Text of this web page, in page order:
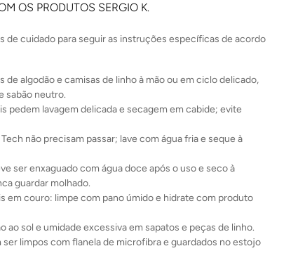
OS PRODUTOS SERGIO K.
de cuidado para seguir as instruções específicas de acordo
de algodão e camisas de linho à mão ou em ciclo delicado,
sabão neutro.
pedem lavagem delicada e secagem em cabide; evite
não precisam passar; lave com água fria e seque à
ser enxaguado com água doce após o uso e seco à
guardar molhado.
em couro: limpe com pano úmido e hidrate com produto
ao sol e umidade excessiva em sapatos e peças de linho.
limpos com flanela de microfibra e guardados no estojo